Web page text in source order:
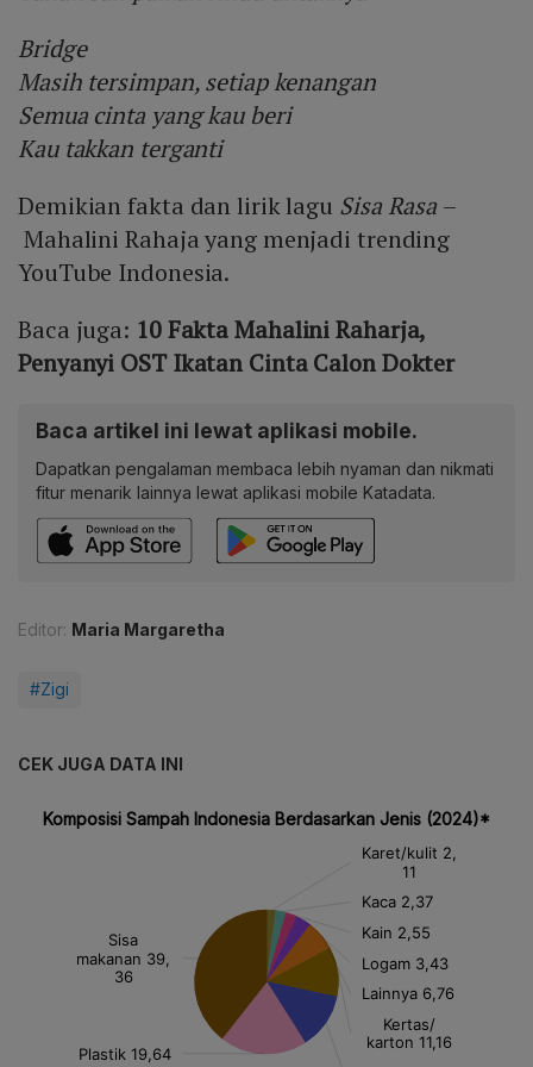
Bridge
Masih tersimpan, setiap kenangan
Semua cinta yang kau beri
Kau takkan terganti
Demikian fakta dan lirik lagu Sisa Rasa –
Mahalini Rahaja yang menjadi trending
YouTube Indonesia.
Baca juga: 10 Fakta Mahalini Raharja,
Penyanyi OST Ikatan Cinta Calon Dokter
Baca artikel ini lewat aplikasi mobile.
Dapatkan pengalaman membaca lebih nyaman dan nikmati
fitur menarik lainnya lewat aplikasi mobile Katadata.
Editor: Maria Margaretha
#Zigi
CEK JUGA DATA INI